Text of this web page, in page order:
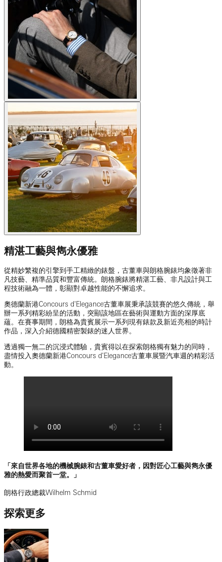
精湛工藝與雋永優雅
從精妙繁複的引擎到手工精緻的錶盤，古董車與朗格腕錶均象徵著非
凡技藝、精準品質和豐富傳統。朗格腕錶將精湛工藝、非凡設計與工
程技術融為一體，彰顯對卓越性能的不懈追求。
奧德蘭新港Concours d'Elegance古董車展秉承該競賽的悠久傳統，舉
辦一系列精彩紛呈的活動，突顯該地區在藝術與運動方面的深厚底
蘊。在賽事期間，朗格為貴賓展示一系列現有錶款及新近亮相的時計
作品，深入介紹德國精密製錶的迷人世界。
透過獨一無二的沉浸式體驗，貴賓得以在探索朗格獨有魅力的同時，
盡情投入奧德蘭新港Concours d'Elegance古董車展暨汽車週的精彩活
動。
「來自世界各地的機械腕錶和古董車愛好者，因對匠心工藝與雋永優
雅的熱愛而聚首一堂。」
朗格行政總裁Wilhelm Schmid
探索更多